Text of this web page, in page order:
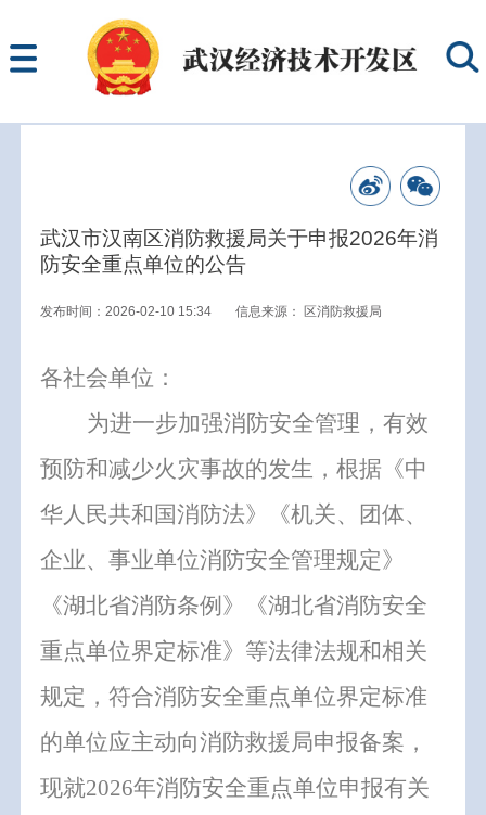
武汉市汉南区消防救援局关于申报2026年消
防安全重点单位的公告
发布时间：2026-02-10 15:34 信息来源： 区消防救援局
各社会单位：
为进一步加强消防安全管理，有效
预防和减少火灾事故的发生，根据《中
华人民共和国消防法》《机关、团体、
企业、事业单位消防安全管理规定》
《湖北省消防条例》《湖北省消防安全
重点单位界定标准》等法律法规和相关
规定，符合消防安全重点单位界定标准
的单位应主动向消防救援局申报备案，
现就2026年消防安全重点单位申报有关